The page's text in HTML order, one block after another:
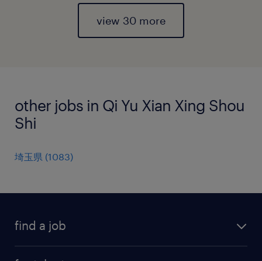
view 30 more
other jobs in Qi Yu Xian Xing Shou
Shi
埼玉県 (1083)
find a job